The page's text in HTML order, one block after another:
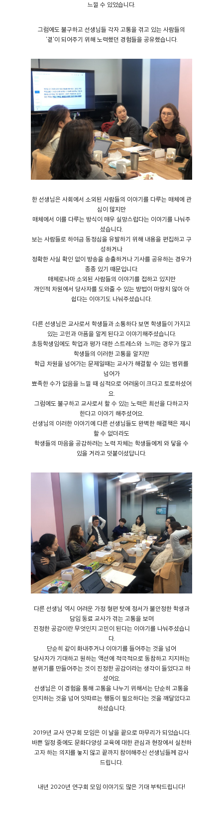
느낄 수 있었습니다.
그럼에도 불구하고 선생님들 각자 고통을 겪고 있는 사람들의
'곁'이 되어주기 위해 노력했던 경험들을 공유했습니다.
한 선생님은 사회에서 소외된 사람들의 이야기를 다루는 매체에 관
심이 많지만
매체에서 이를 다루는 방식이 매우 실망스럽다는 이야기를 나눠주
셨습니다.
보는 사람들로 하여금 동정심을 유발하기 위해 내용을 편집하고 구
성하거나
정확한 사실 확인 없이 방송을 송출하거나 기사를 공유하는 경우가
종종 있기 때문입니다.
매체로나마 소외된 사람들의 이야기를 접하고 있지만
개인적 차원에서 당사자를 도와줄 수 있는 방법이 마땅치 않아 아
쉽다는 이야기도 나눠주셨습니다.
다른 선생님은 교사로서 학생들과 소통하다 보면 학생들이 가지고
있는 고민과 아픔을 알게 된다고 이야기해주셨습니다.
초등학생임에도 학업과 평가 대한 스트레스와 느끼는 경우가 많고
학생들의 이러한 고통을 알지만
학급 차원을 넘어가는 문제일때는 교사가 해결할 수 있는 범위를
넘어가
뾰족한 수가 없음을 느낄 때 심적으로 어려움이 크다고 토로하셨어
요.
그럼에도 불구하고 교사로서 할 수 있는 노력은 최선을 다하고자
한다고 이야기 해주셨어요.
선생님의 이러한 이야기에 다른 선생님들도 완벽한 해결책은 제시
할 수 없더라도
학생들의 마음을 공감하려는 노력 자체는 학생들에게 와 닿을 수
있을 거라고 덧붙이셨답니다.
다른 선생님 역시 어려운 가정 형편 탓에 정서가 불안정한 학생과
담임 동료 교사가 겪는 고통을 보며
진정한 공감이란 무엇인지 고민이 된다는 이야기를 나눠주셨습니
다.
단순히 같이 화내주거나 이야기를 들어주는 것을 넘어
당사자가 기대하고 원하는 액션에 적극적으로 동참하고 지지하는
분위기를 만들어주는 것이 진정한 공감이라는 생각이 들었다고 하
셨어요.
선생님은 이 경험을 통해 고통을 나누기 위해서는 단순히 고통을
인지하는 것을 넘어 잇따르는 행동이 필요하다는 것을 깨달았다고
하셨습니다.
2019년 교사 연구회 모임은 이 날을 끝으로 마무리가 되었습니다.
바쁜 일정 중에도 문화다양성 교육에 대한 관심과 현장에서 실천하
고자 하는 의지를 놓지 않고 끝까지 참여해주신 선생님들께 감사
드립니다.
내년 2020년 연구회 모임 이야기도 많은 기대 부탁드립니다!